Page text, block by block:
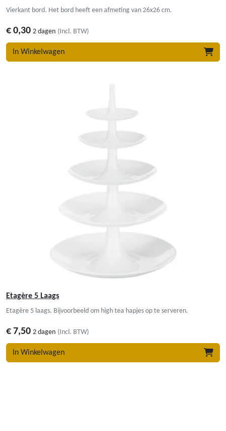
Vierkant bord. Het bord heeft een afmeting van 26x26 cm.
€ 0,30 2 dagen (Incl. BTW)
In Winkelwagen
Etagère 5 Laags
Etagère 5 laags. Bijvoorbeeld om high tea hapjes op te serveren.
€ 7,50 2 dagen (Incl. BTW)
In Winkelwagen